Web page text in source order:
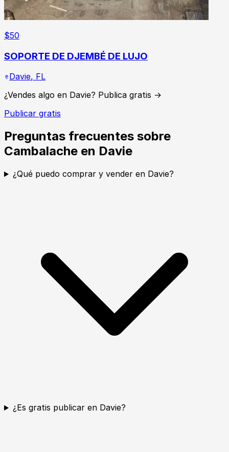
$50
SOPORTE DE DJEMBÉ DE LUJO
Davie, FL
¿Vendes algo en Davie? Publica gratis →
Publicar gratis
Preguntas frecuentes sobre
Cambalache en Davie
¿Qué puedo comprar y vender en Davie?
¿Es gratis publicar en Davie?